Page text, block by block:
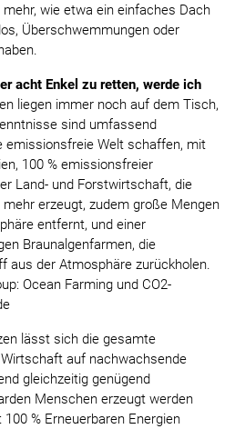
wie etwa ein einfaches Dach
Überschwemmungen oder
acht Enkel zu retten, werde ich
liegen immer noch auf dem Tisch,
sind umfassend
emissionsfreie Welt schaffen, mit
100 % emissionsfreier
Land- und Forstwirtschaft, die
erzeugt, zudem große Mengen
entfernt, und einer
Braunalgenfarmen, die
aus der Atmosphäre zurückholen.
Ocean Farming und CO2-
lässt sich die gesamte
auf nachwachsende
gleichzeitig genügend
Menschen erzeugt werden
% Erneuerbaren Energien